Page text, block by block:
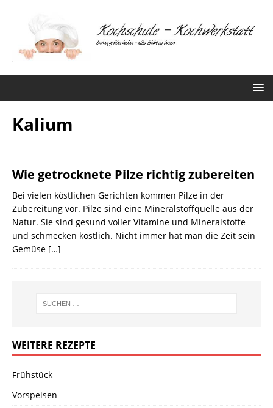
Kalium
Wie getrocknete Pilze richtig zubereiten
Bei vielen köstlichen Gerichten kommen Pilze in der
Zubereitung vor. Pilze sind eine Mineralstoffquelle aus der
Natur. Sie sind gesund voller Vitamine und Mineralstoffe
und schmecken köstlich. Nicht immer hat man die Zeit sein
Gemüse […]
WEITERE REZEPTE
Frühstück
Vorspeisen